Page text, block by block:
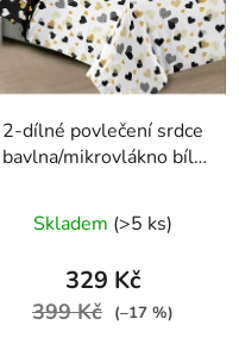
2-dílné povlečení srdce
bavlna/mikrovlákno bílá
jednu postel
Skladem (>5 ks)
329 Kč
399 Kč (–17 %)